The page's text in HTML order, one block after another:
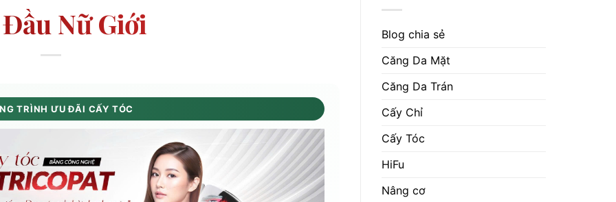
Nữ Giới
TRÌNH ƯU ĐÃI CẤY TÓC
Blog chia sẻ
Căng Da Mặt
Căng Da Trán
Cấy Chỉ
Cấy Tóc
HiFu
Nâng cơ